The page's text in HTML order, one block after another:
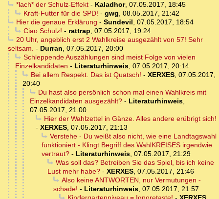
*lach* der Schulz-Effekt- Kaladhor, 07.05.2017, 18:45
Kraft-Futter für die SPD! - gwg, 08.05.2017, 21:42
Hier die genaue Erklärung - Sundevil, 07.05.2017, 18:54
Ciao Schulz! - rattrap, 07.05.2017, 19:24
20 Uhr, angeblich erst 2 Wahlkreise ausgezählt von 57! Sehr
seltsam. - Durran, 07.05.2017, 20:00
Schleppende Auszählungen sind meist Folge von vielen
Einzelkandidaten - Literaturhinweis, 07.05.2017, 20:14
Bei allem Respekt. Das ist Quatsch! - XERXES, 07.05.2017,
20:40
Du hast also persönlich schon mal einen Wahlkreis mit
Einzelkandidaten ausgezählt? - Literaturhinweis,
07.05.2017, 21:00
Hier der Wahlzettel in Gänze. Alles andere erübrigt sich!
- XERXES, 07.05.2017, 21:13
Verstehe - Du weißt also nicht, wie eine Landtagswahl
funktioniert - Klingt Begriff des WahlKREISES irgendwie
vertraut? - Literaturhinweis, 07.05.2017, 21:29
Was soll das? Betreiben Sie das Spiel, bis ich keine
Lust mehr habe? - XERXES, 07.05.2017, 21:46
Also keine ANTWORTEN, nur Vermutungen -
schade! - Literaturhinweis, 07.05.2017, 21:57